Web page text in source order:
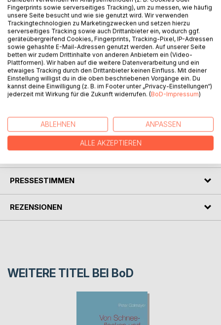
kleinen Dorf Obermühlau, das zur Gemeinde Ottnang am
Hausruck gehört, erhängt aufgefunden. Durch die genaue
Beobachtung des diensthabenden Bereitschaftsarztes
Gregor Hubmann, der die Totenbeschau durchführen muss,
ist schon bald klar, dass es sich um einen vorgetäuschten
Selbstmord handelt. Doch wer könnte an dieser Tat
Interesse haben? Der ermittelnde Polizeiinspektor Friedrich
Lamm müht sich, mangels eindeutiger Beweise, nur
zögerlich voran, bis schließlich ein kleiner Gegenstand den
Kriminalfall aufzulösen scheint.
er ist eine facettenreiche Erzählung über das Leben mit all
seinen menschlichen Wegen und Irrwegen.
PRESSESTIMMEN
REZENSIONEN
WEITERE TITEL BEI BoD
Fingerprints sowie serverseitiges Tracking), um zu messen, wie häufig
unsere Seite besucht und wie sie genutzt wird. Wir verwenden
Trackingtechnologien zu Marketingzwecken und setzen hierzu
serverseitiges Tracking sowie auch Drittanbieter ein, wodurch ggf.
geräteübergreifend Cookies, Fingerprints, Tracking-Pixel, IP-Adressen
sowie gehashte E-Mail-Adressen genutzt werden. Auf unserer Seite
betten wir zudem Drittinhalte von anderen Anbietern ein (Video-
Plattformen). Wir haben auf die weitere Datenverarbeitung und ein
etwaiges Tracking durch den Drittanbieter keinen Einfluss. Mit deiner
Einstellung willigst du in die oben beschriebenen Vorgänge ein. Du
kannst deine Einwilligung (z. B. im Footer unter „Privacy-Einstellungen“)
jederzeit mit Wirkung für die Zukunft widerrufen. (BoD-Impressum)
ABLEHNEN ANPASSEN
ALLE AKZEPTIEREN